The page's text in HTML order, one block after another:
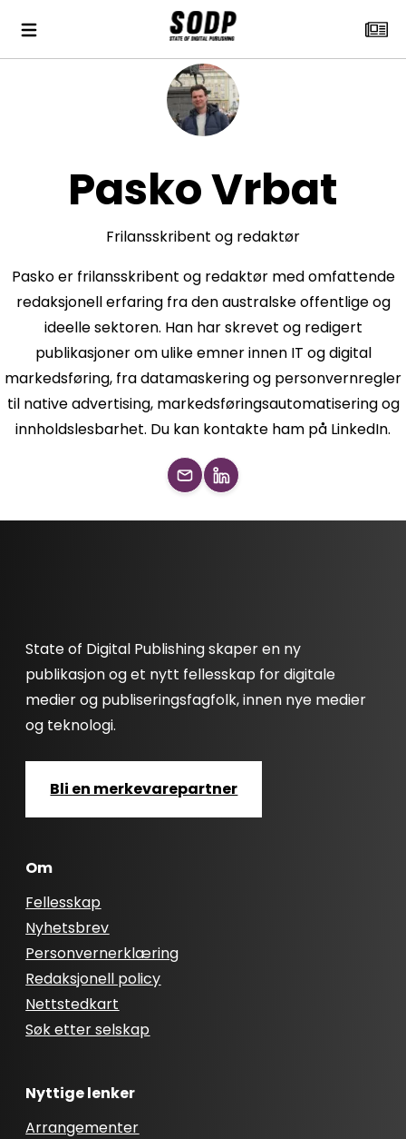
Pasko Vrbat
Frilansskribent og redaktør
Pasko er frilansskribent og redaktør med omfattende
redaksjonell erfaring fra den australske offentlige og
ideelle sektoren. Han har skrevet og redigert
publikasjoner om ulike emner innen IT og digital
markedsføring, fra datamaskering og personvernregler
til native advertising, markedsføringsautomatisering og
innholdslesbarhet. Du kan kontakte ham på LinkedIn.
State of Digital Publishing skaper en ny
publikasjon og et nytt fellesskap for digitale
medier og publiseringsfagfolk, innen nye medier
og teknologi.
Bli en merkevarepartner
Om
Fellesskap
Nyhetsbrev
Personvernerklæring
Redaksjonell policy
Nettstedkart
Søk etter selskap
Nyttige lenker
Arrangementer